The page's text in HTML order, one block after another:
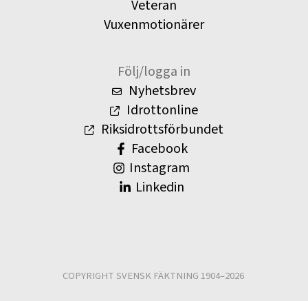
Veteran
Vuxenmotionärer
Följ/logga in
Nyhetsbrev
Idrottonline
Riksidrottsförbundet
Facebook
Instagram
Linkedin
COPYRIGHT SVENSK FÄKTNING 1904–2026